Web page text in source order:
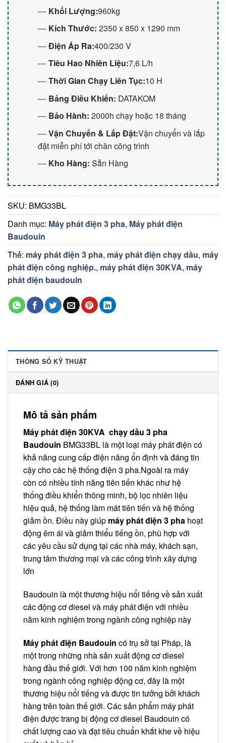
Khối Lượng:960kg
Kích Thước: 2350 x 850 x 1290 mm
Điện Áp Ra:400/230 V
Tiêu Hao Nhiên Liệu:7,6 L/h
Thời Gian Chạy Liên Tục:10 H
Bảng Điều Khiển: DATAKOM
Bảo Hành: 2000h chạy hoặc 18 tháng
Vận Chuyển & Lắp Đặt:Vận chuyển và lắp
đặt miễn phí tới chân công trình
Kho Hàng: Sẵn Hàng
SKU: BMG33BL
Danh mục: Máy phát điện 3 pha, Máy phát điện
Baudouin
Thẻ: máy phát điện 3 pha, máy phát điện chạy dầu, máy
phát điện công nghiệp., máy phát điện 30KVA, máy
phát điện baudouin
THÔNG SỐ KỸ THUẬT
ĐÁNH GIÁ (0)
Mô tả sản phẩm
Máy phát điện 30KVA chạy dầu 3 pha
Baudouin BMG33BL là một loại máy phát điện có
khả năng cung cấp điện năng ổn định và đáng tin
cậy cho các hệ thống điện 3 pha.Ngoài ra máy
còn có nhiều tính năng tiên tiến khác như hệ
thống điều khiển thông minh, bộ lọc nhiên liệu
hiệu quả, hệ thống làm mát tiên tiến và hệ thống
giảm ồn. Điều này giúp máy phát điện 3 pha hoạt
động êm ái và giảm thiểu tiếng ồn, phù hợp với
các yêu cầu sử dụng tại các nhà máy, khách sạn,
trung tâm thương mại và các công trình xây dựng
lớn
Baudouin là một thương hiệu nổi tiếng về sản xuất
các động cơ diesel và máy phát điện với nhiều
năm kinh nghiệm trong ngành công nghiệp này
Máy phát điện Baudouin có trụ sở tại Pháp, là
một trong những nhà sản xuất động cơ diesel
hàng đầu thế giới. Với hơn 100 năm kinh nghiệm
trong ngành công nghiệp động cơ, đây là một
thương hiệu nổi tiếng và được tin tưởng bởi khách
hàng trên toàn thế giới. Các sản phẩm máy phát
điện được trang bị động cơ diesel Baudouin có
chất lượng cao và đạt tiêu chuẩn khắt khe về hiệu